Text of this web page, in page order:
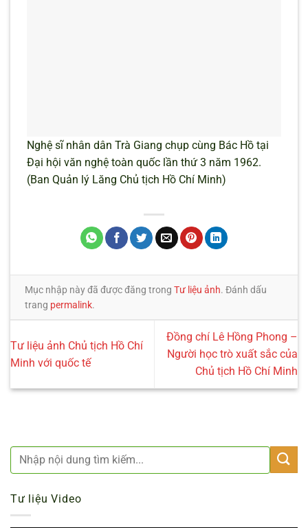
Nghệ sĩ nhân dân Trà Giang chụp cùng Bác Hồ tại
Đại hội văn nghệ toàn quốc lần thứ 3 năm 1962.
(Ban Quản lý Lăng Chủ tịch Hồ Chí Minh)
Mục nhập này đã được đăng trong Tư liệu ảnh. Đánh dấu
trang permalink.
Tư liệu ảnh Chủ tịch Hồ Chí
Minh với quốc tế
Đồng chí Lê Hồng Phong –
Người học trò xuất sắc của
Chủ tịch Hồ Chí Minh
Tư liệu Video